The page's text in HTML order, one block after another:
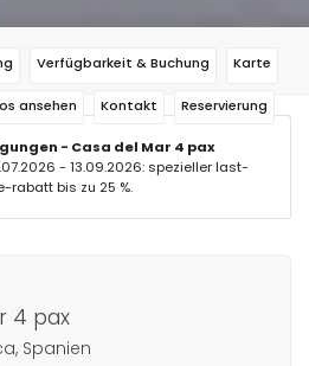
Verfügbarkeit & Buchung Karte
ansehen Kontakt Reservierung
- Casa del Mar 4 pax
- 13.09.2026: spezieller last-
rabatt bis zu 25 %.
4 pax
Spanien